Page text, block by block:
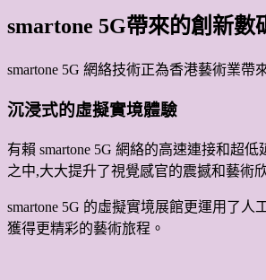
smartone 5G帶來的創新數
smartone 5G 網絡技術正為香港藝術業
沉浸式的虛擬實境體驗
有賴 smartone 5G 網絡的高速連接和超
之中,大大提升了視覺感官的震撼和藝術
smartone 5G 的虛擬實境展館更運用了
獲得更精彩的藝術旅程。